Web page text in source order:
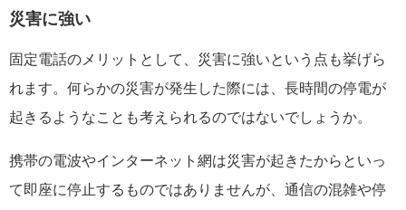
災害に強い
固定電話のメリットとして、災害に強いという点も挙げら
れます。何らかの災害が発生した際には、長時間の停電が
起きるようなことも考えられるのではないでしょうか。
携帯の電波やインターネット網は災害が起きたからといっ
て即座に停止するものではありませんが、通信の混雑や停